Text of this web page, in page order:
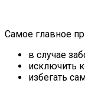
Самое главное
в случае
исключить
избегать